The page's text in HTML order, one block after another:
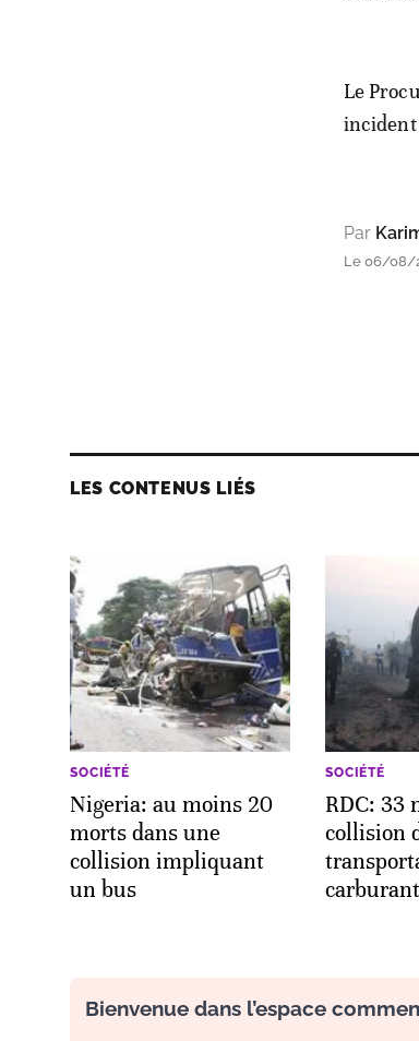
Le
Par
Le 06/08/
LES CONTENUS LIÉS
SOCIÉTÉ
Nigeria: au moins 20
morts dans une
collision impliquant
un bus
SOCIÉTÉ
RDC: 33
collision
Bienvenue dans l’espace